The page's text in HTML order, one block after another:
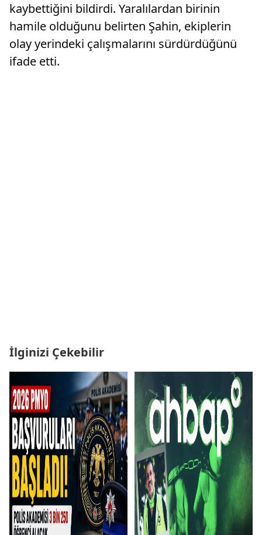
kaybettiğini bildirdi. Yaralılardan birinin
hamile olduğunu belirten Şahin, ekiplerin
olay yerindeki çalışmalarını sürdürdüğünü
ifade etti.
İlginizi Çekebilir